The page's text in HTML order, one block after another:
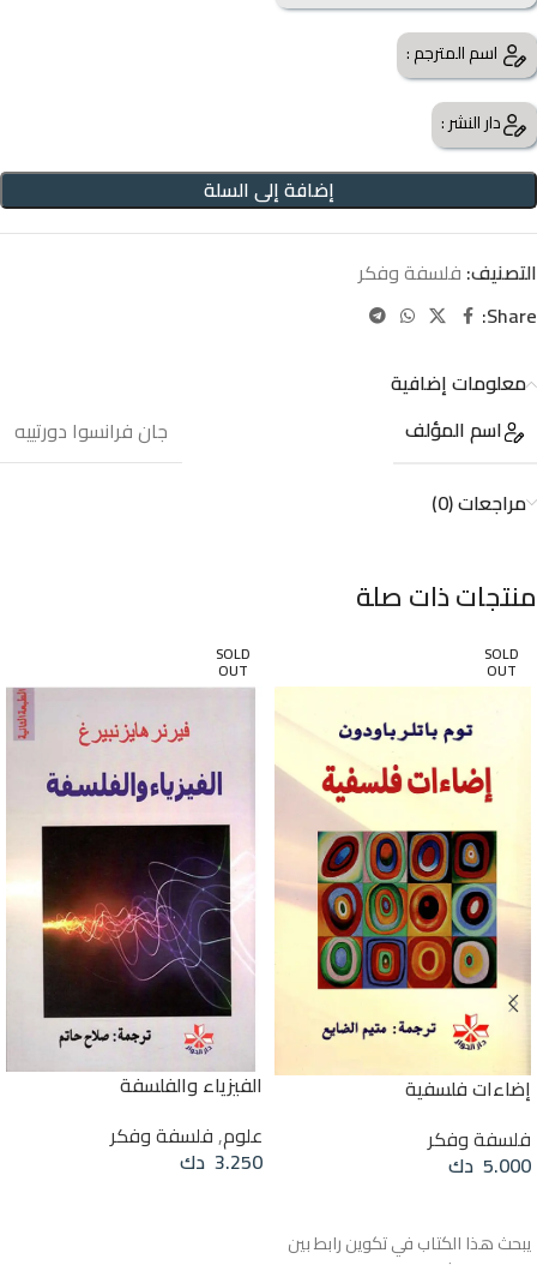
اسم المترجم :
دار النشر :
إضافة إلى السلة
التصنيف: فلسفة وفكر
Share:
معلومات إضافية
اسم المؤلف
جان فرانسوا دورتييه
مراجعات (0)
منتجات ذات صلة
SOLD
OUT
إضاءات فلسفية
فلسفة وفكر
5.000 دك
يبحث هذا الكتاب في تكوين رابط بين
SOLD
OUT
الفيزياء والفلسفة
علوم,فلسفة وفكر
3.250 دك